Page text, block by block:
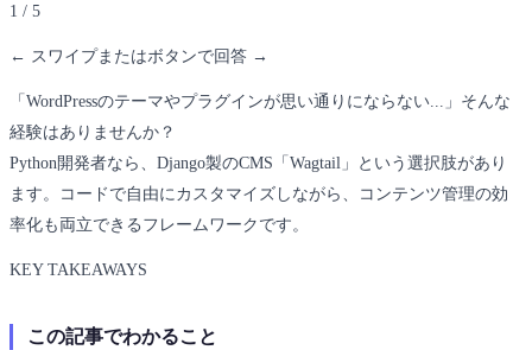
1 / 5
← スワイプまたはボタンで回答 →
「WordPressのテーマやプラグインが思い通りにならない...」そんな
経験はありませんか？
Python開発者なら、Django製のCMS「Wagtail」という選択肢があり
ます。コードで自由にカスタマイズしながら、コンテンツ管理の効
率化も両立できるフレームワークです。
KEY TAKEAWAYS
この記事でわかること